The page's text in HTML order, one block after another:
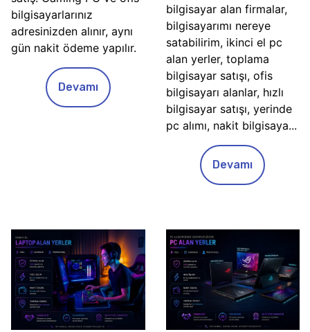
bilgisayarlarınız
adresinizden alınır, aynı
gün nakit ödeme yapılır.
Devamı
bilgisayar alan firmalar,
bilgisayarımı nereye
satabilirim, ikinci el pc
alan yerler, toplama
bilgisayar satışı, ofis
bilgisayarı alanlar, hızlı
bilgisayar satışı, yerinde
pc alımı, nakit bilgisaya...
Devamı